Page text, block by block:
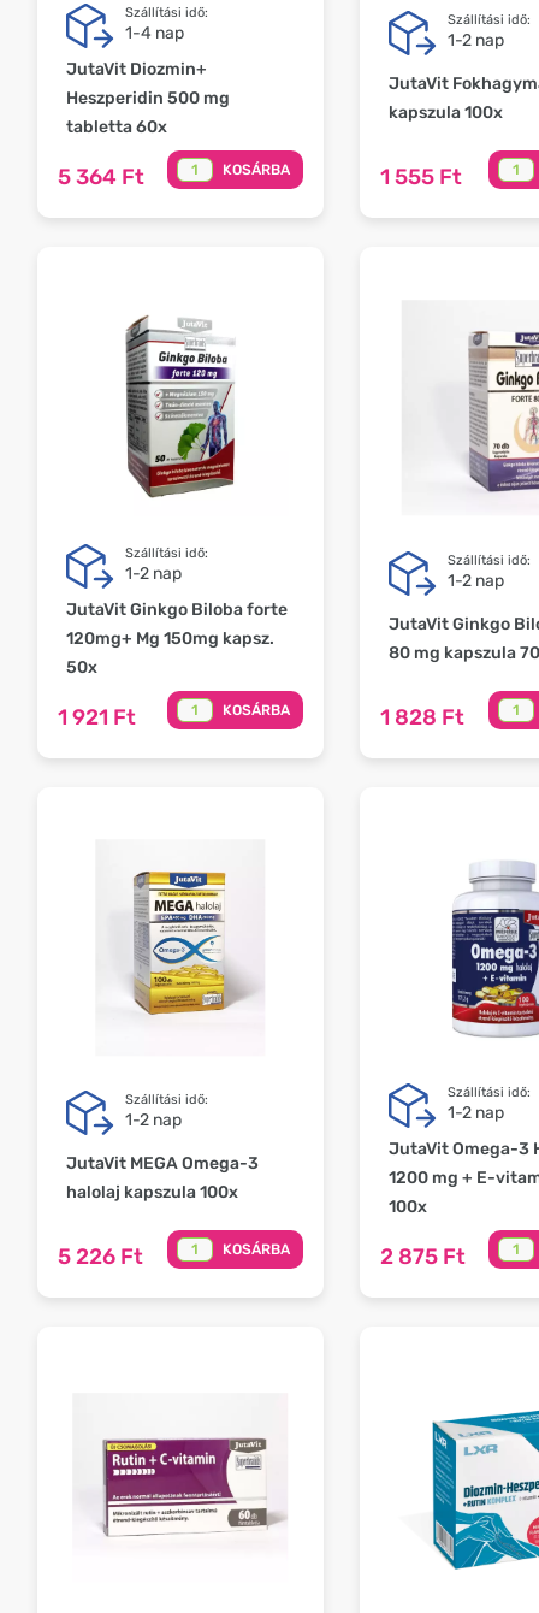
Szállítási idő:
1-4 nap
JutaVit Diozmin+
Heszperidin 500 mg
tabletta 60x
5 364 Ft KOSÁRBA
Szállítási idő:
1-2 nap
JutaVit
kapszula 100x
1 555 Ft
Szállítási idő:
1-2 nap
JutaVit Ginkgo Biloba forte
120mg+ Mg 150mg kapsz.
50x
1 921 Ft KOSÁRBA
Szállítási idő:
1-2 nap
JutaVit Ginkgo
80 mg kapszula
1 828 Ft
Szállítási idő:
1-2 nap
JutaVit MEGA Omega-3
halolaj kapszula 100x
5 226 Ft KOSÁRBA
Szállítási idő:
1-2 nap
JutaVit Omega-3
1200 mg + E-
100x
2 875 Ft